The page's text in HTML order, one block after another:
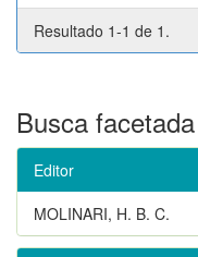
Resultado 1-1 de 1.
Busca facetada
Editor
MOLINARI, H. B. C.